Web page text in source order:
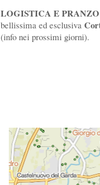
LOGISTICA E PRANZO
bellissima ed esclusiva
(info nei prossimi giorni).